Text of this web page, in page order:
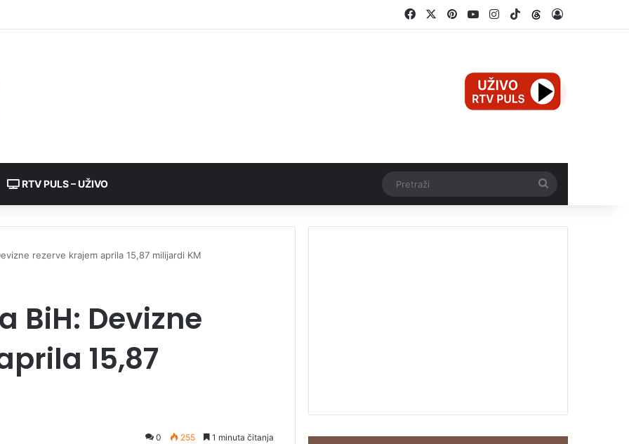
FacebookPinterestYouTubeInstagram
TikTokThreads
RTV PULS – UŽIVO
rezerve krajem aprila 15,87 milijardi KM
BiH: Devizne
15,87
0 255 1 minuta čitanja